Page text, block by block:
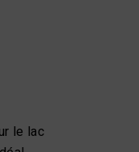
le lac